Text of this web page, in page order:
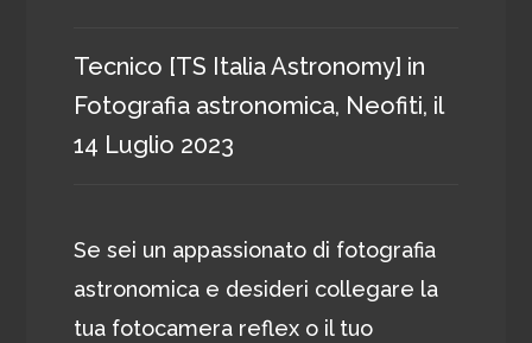
Tecnico [TS Italia Astronomy] in
Fotografia astronomica, Neofiti, il
14 Luglio 2023
Se sei un appassionato di fotografia
astronomica e desideri collegare la
tua fotocamera reflex o il tuo